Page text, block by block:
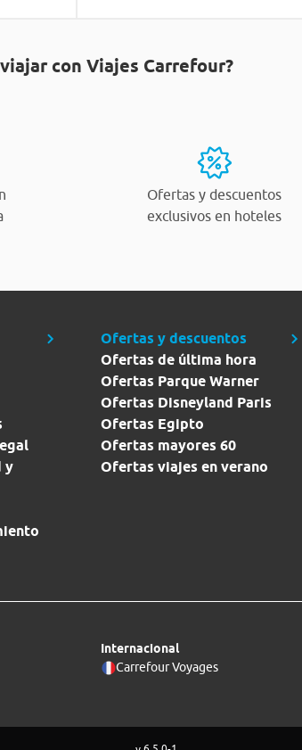
con Viajes Carrefour?
Ofertas y descuentos
exclusivos en hoteles
y
Ofertas y descuentos
Ofertas de última hora
Ofertas Parque Warner
Ofertas Disneyland Paris
Ofertas Egipto
Ofertas mayores 60
Ofertas viajes en verano
Internacional
Carrefour Voyages